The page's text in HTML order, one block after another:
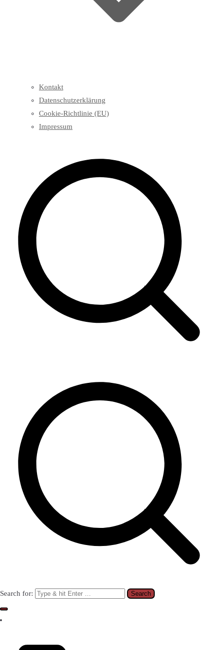
Kontakt
Datenschutzerklärung
Cookie-Richtlinie (EU)
Impressum
Search for: